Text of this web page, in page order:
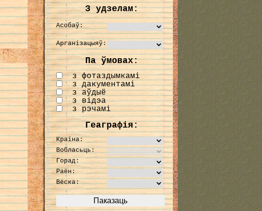
З удзелам:
Асобаў:
Арганізацыяў:
Па ўмовах:
з фотаздымкамі
з дакументамі
з аўдыё
з відэа
з рэчамі
Геаграфія:
Краіна:
Вобласьць:
Горад:
Раён:
Вёска: